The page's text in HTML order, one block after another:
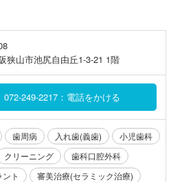
狭山市池尻自由丘1-3-21 1階
072-249-2217：電話をかける
歯周病 入れ歯(義歯)
小児歯科
クリーニング
歯科口腔外科
ト
審美治療(セラミック治療)